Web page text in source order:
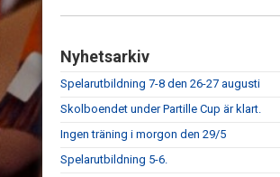
Nyhetsarkiv
Spelarutbildning 7-8 den 26-27 augusti
Skolboendet under Partille Cup är klart.
Ingen träning i morgon den 29/5
Spelarutbildning 5-6.